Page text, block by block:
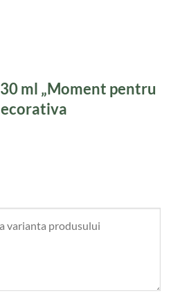
ml „Moment pentru